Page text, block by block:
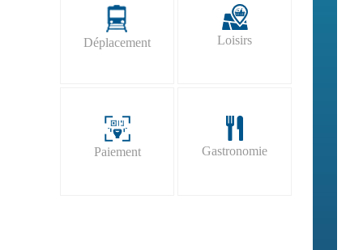
Déplacement Loisirs
Paiement Gastronomie